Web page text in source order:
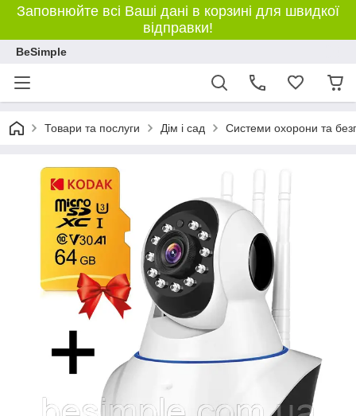
Заповнюйте всі Ваші дані в корзині для швидкої
відправки!
BeSimple
Товари та послуги Дім і сад Системи охорони та